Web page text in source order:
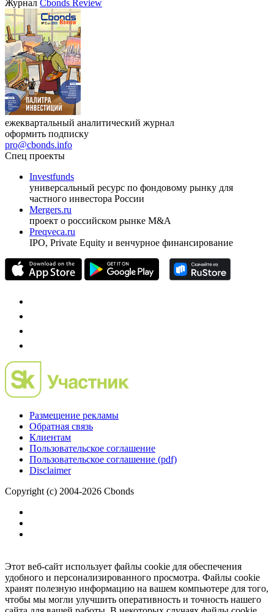
Журнал Cbonds Review
ежеквартальный аналитический журнал
оформить подписку
pro@cbonds.info
Спец проекты
Investfunds
универсальный ресурс по фондовому рынку для
частного инвестора России
Mergers.ru
проект о российском рынке M&A
Preqveca.ru
IPO, Private Equity и венчурное финансирование
Размещение рекламы
Обратная связь
Клиентам
Пользовательское соглашение
Пользовательское соглашение (pdf)
Disclaimer
Copyright (c) 2004-2026 Cbonds
Этот веб-сайт использует файлы cookie для обеспечения
удобного и персонализированного просмотра. Файлы cookie
хранят полезную информацию на вашем компьютере для того,
чтобы мы могли улучшить оперативность и точность нашего